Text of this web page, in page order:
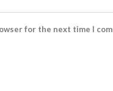
for the next time I